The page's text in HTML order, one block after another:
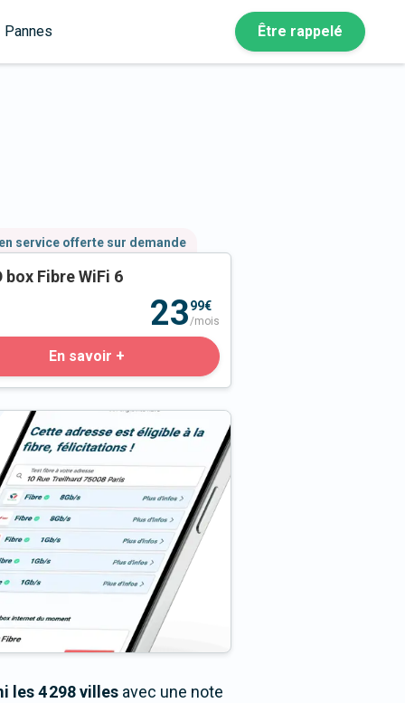
Pannes Être rappelé
service offerte sur demande
box Fibre WiFi 6
2399€
/mois
En savoir +
les 4 298 villes avec une note